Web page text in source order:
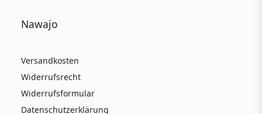
Nawajo
Versandkosten
Widerrufsrecht
Widerrufsformular
Datenschutzerklärung